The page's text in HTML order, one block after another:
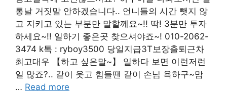
통날 거짓말 안하겠습니다.. 언니들의 시간 뺏지 않
고 지키고 있는 부분만 말할께요~!! 딱! 3분만 투자
하세요~!! 일하기 좋은곳 찾으셔야죠~! 010-2062-
3474 k톡 : ryboy3500 당일지급3T보장출퇴근차
최고대우 【하고 싶은말~】 일하다 보면 이런저런
일 많죠?.. 같이 웃고 힘들땐 같이 손님 욕하구~맘
… Read more